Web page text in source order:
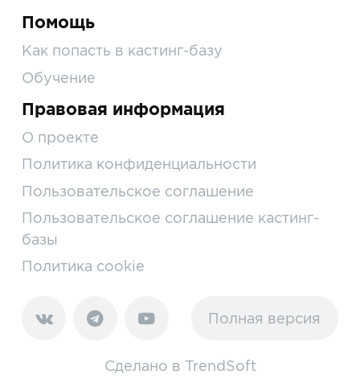
Помощь
Как попасть в кастинг-базу
Обучение
Правовая информация
О проекте
Политика конфиденциальности
Пользовательское соглашение
Пользовательское соглашение кастинг-
базы
Политика cookie
Полная версия
Сделано в TrendSoft